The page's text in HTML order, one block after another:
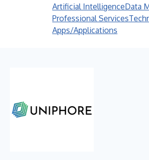
Artificial IntelligenceData
Professional Services
Apps/Applications